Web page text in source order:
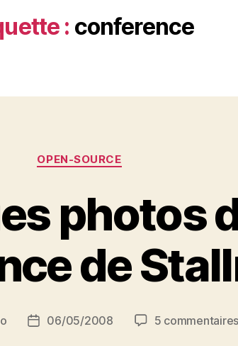
: conference
Catégories
OPEN-SOURCE
photos
de
Date06/05/2008 5